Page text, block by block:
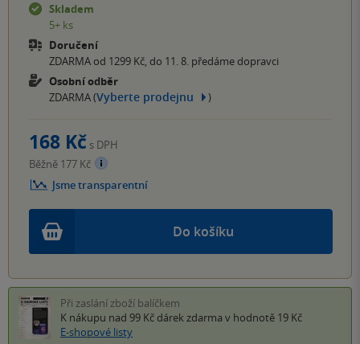
Skladem
5+ ks
Doručení
ZDARMA od 1299 Kč, do 11. 8. předáme dopravci
Osobní odběr
ZDARMA (Vyberte prodejnu )
Do košíku
168 Kč s DPH
Běžně 177 Kč
Jsme transparentní
Při zaslání zboží balíčkem
K nákupu nad 99 Kč dárek zdarma v hodnotě 19 Kč
E-shopové listy